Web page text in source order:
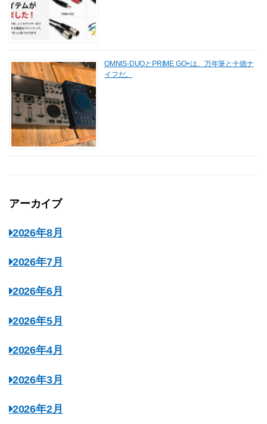
OMNIS-DUOとPRIME GO+は、万年筆と十徳ナ
イフだ。
アーカイブ
2026年8月
2026年7月
2026年6月
2026年5月
2026年4月
2026年3月
2026年2月